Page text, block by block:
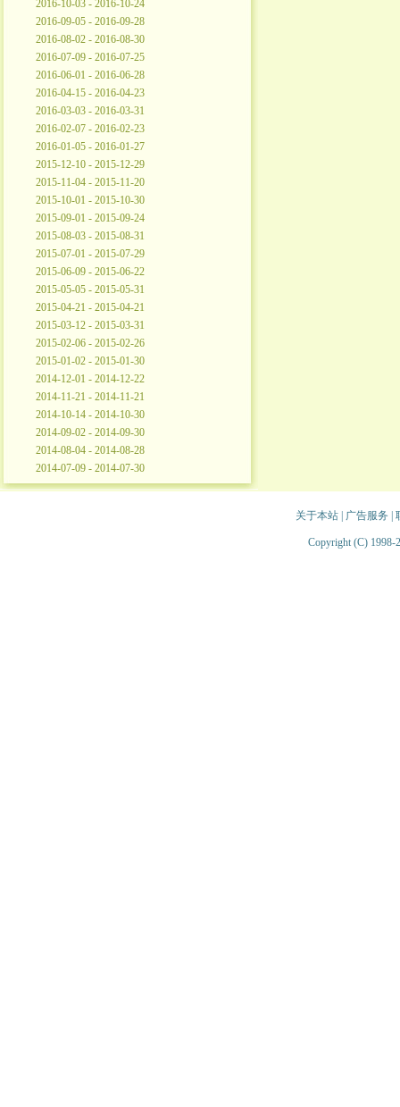
2016-10-03 - 2016-10-24
2016-09-05 - 2016-09-28
2016-08-02 - 2016-08-30
2016-07-09 - 2016-07-25
2016-06-01 - 2016-06-28
2016-04-15 - 2016-04-23
2016-03-03 - 2016-03-31
2016-02-07 - 2016-02-23
2016-01-05 - 2016-01-27
2015-12-10 - 2015-12-29
2015-11-04 - 2015-11-20
2015-10-01 - 2015-10-30
2015-09-01 - 2015-09-24
2015-08-03 - 2015-08-31
2015-07-01 - 2015-07-29
2015-06-09 - 2015-06-22
2015-05-05 - 2015-05-31
2015-04-21 - 2015-04-21
2015-03-12 - 2015-03-31
2015-02-06 - 2015-02-26
2015-01-02 - 2015-01-30
2014-12-01 - 2014-12-22
2014-11-21 - 2014-11-21
2014-10-14 - 2014-10-30
2014-09-02 - 2014-09-30
2014-08-04 - 2014-08-28
2014-07-09 - 2014-07-30
关于本站| 广告服务
Copyright (C) 1998-